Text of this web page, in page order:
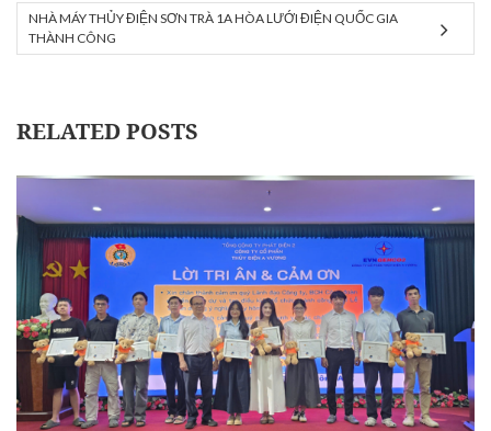
NHÀ MÁY THỦY ĐIỆN SƠN TRÀ 1A HÒA LƯỚI ĐIỆN QUỐC GIA
THÀNH CÔNG
RELATED POSTS